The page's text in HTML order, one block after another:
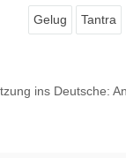
Gelug Tantra
ins Deutsche: